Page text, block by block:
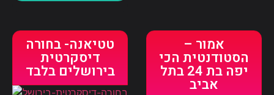
טטיאנה- בחורה
דיסקרטית
בירושלים בלבד
אמור –
הסטודנטית הכי
יפה בת 24 בתל
אביב